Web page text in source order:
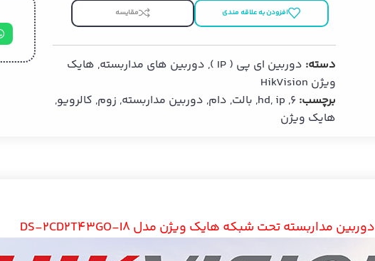
افزودن به علاقه مندی مقایسه
دسته: دوربین ای پی ( IP ) , دوربین های مداربسته, هایک
ویژن HikVision
برچسب: 6
,
hd, ip
, بالت, دام, دوربین مداربسته, زوم, کالرویو,
هایک ویژن
دوربین مداربسته تحت شبکه هایک ویژن مدل DS-2CD2T43GO-I8